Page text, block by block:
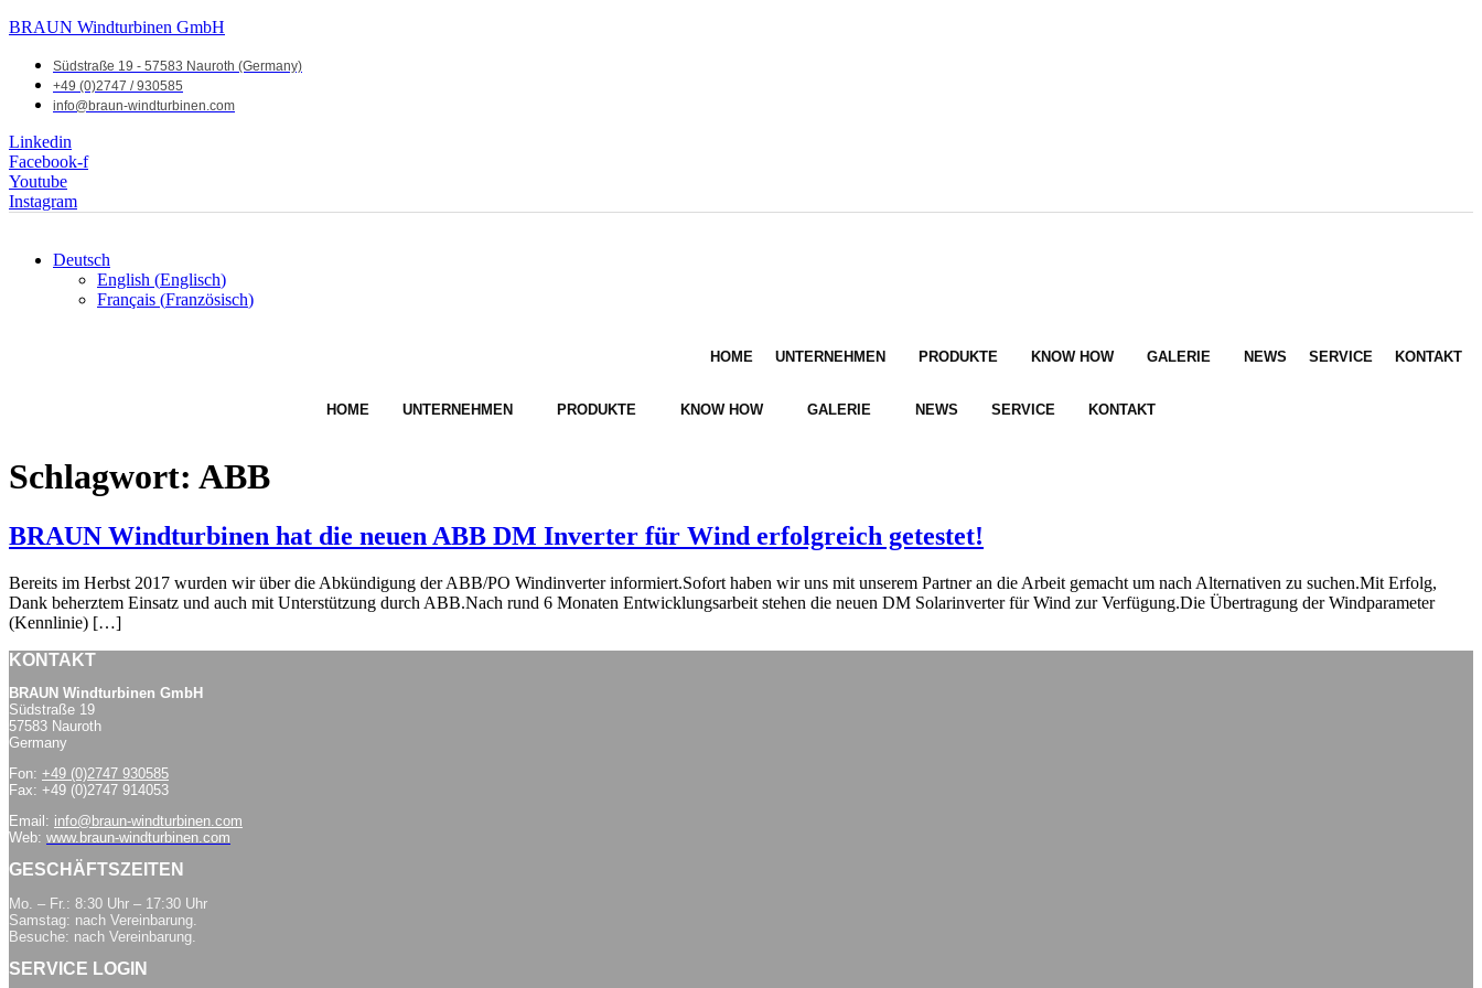
BRAUN Windturbinen GmbH
Südstraße 19 - 57583 Nauroth (Germany)
+49 (0)2747 / 930585
info@braun-windturbinen.com
Linkedin
Facebook-f
Youtube
Instagram
Deutsch
English (Englisch)
Français (Französisch)
HOME UNTERNEHMEN PRODUKTE KNOW HOW GALERIE NEWS SERVICE KONTAKT
HOME UNTERNEHMEN PRODUKTE KNOW HOW GALERIE NEWS SERVICE KONTAKT
Schlagwort: ABB
BRAUN Windturbinen hat die neuen ABB DM Inverter für Wind erfolgreich getestet!
Bereits im Herbst 2017 wurden wir über die Abkündigung der ABB/PO Windinverter informiert.Sofort haben wir uns mit unserem Partner an die Arbeit gemacht um nach Alternativen zu suchen.Mit Erfolg,
Dank beherztem Einsatz und auch mit Unterstützung durch ABB.Nach rund 6 Monaten Entwicklungsarbeit stehen die neuen DM Solarinverter für Wind zur Verfügung.Die Übertragung der Windparameter
(Kennlinie) […]
KONTAKT
BRAUN Windturbinen GmbH
Südstraße 19
57583 Nauroth
Germany
Fon: +49 (0)2747 930585
Fax: +49 (0)2747 914053
Email: info@braun-windturbinen.com
Web: www.braun-windturbinen.com
GESCHÄFTSZEITEN
Mo. – Fr.: 8:30 Uhr – 17:30 Uhr
Samstag: nach Vereinbarung.
Besuche: nach Vereinbarung.
SERVICE LOGIN